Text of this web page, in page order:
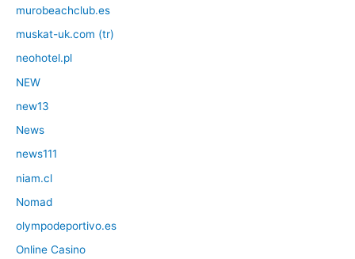
murobeachclub.es
muskat-uk.com (tr)
neohotel.pl
NEW
new13
News
news111
niam.cl
Nomad
olympodeportivo.es
Online Casino